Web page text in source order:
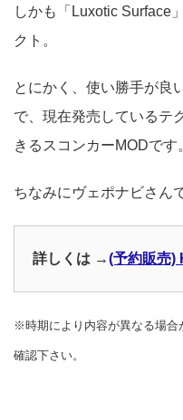
しかも「Luxotic Surface
クト。
とにかく、使い勝手が良
で、現在発売しているテ
きるスコンカーMODです
ちなみにヴェポナビさん
詳しくは →(予約販売)
※時期により内容が異なる場合
確認下さい。